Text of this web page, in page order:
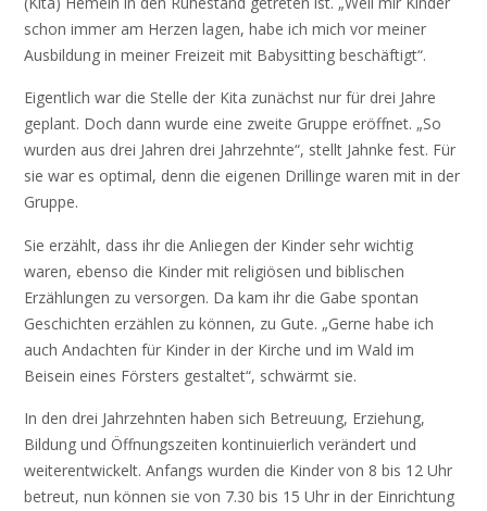
schon immer am Herzen lagen, habe ich mich vor meiner
Ausbildung in meiner Freizeit mit Babysitting beschäftigt“.
Eigentlich war die Stelle der Kita zunächst nur für drei Jahre
geplant. Doch dann wurde eine zweite Gruppe eröffnet. „So
wurden aus drei Jahren drei Jahrzehnte“, stellt Jahnke fest. Für
sie war es optimal, denn die eigenen Drillinge waren mit in der
Gruppe.
Sie erzählt, dass ihr die Anliegen der Kinder sehr wichtig
waren, ebenso die Kinder mit religiösen und biblischen
Erzählungen zu versorgen. Da kam ihr die Gabe spontan
Geschichten erzählen zu können, zu Gute. „Gerne habe ich
auch Andachten für Kinder in der Kirche und im Wald im
Beisein eines Försters gestaltet“, schwärmt sie.
In den drei Jahrzehnten haben sich Betreuung, Erziehung,
Bildung und Öffnungszeiten kontinuierlich verändert und
weiterentwickelt. Anfangs wurden die Kinder von 8 bis 12 Uhr
betreut, nun können sie von 7.30 bis 15 Uhr in der Einrichtung